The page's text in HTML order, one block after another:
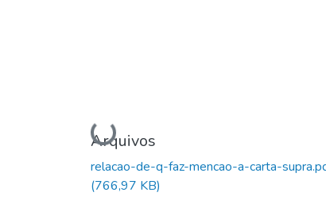
Carregando...
Arquivos
relacao-de-q-faz-mencao-a-carta-
(766,97 KB)